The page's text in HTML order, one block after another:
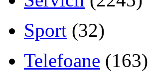
Sport (32)
Telefoane (163)